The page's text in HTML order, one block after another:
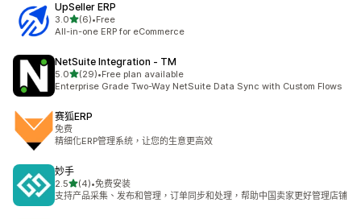
UpSeller ERP
3.0滿分 5 顆星
(6)
共有 6 則評價
•Free
All-in-one ERP for eCommerce
NetSuite Integration ‑ TM
5.0滿分 5 顆星
(29)
共有 29 則評價
•Free plan available
Enterprise Grade Two-Way NetSuite Data Sync with Custom Flows
赛狐ERP
免费
精细化ERP管理系统，让您的生意更高效
妙手
2.5滿分 5 顆星
(4)
共有 4 則評價
•免费安装
支持产品采集、发布和管理，订单同步和处理，帮助中国卖家更好管理店铺